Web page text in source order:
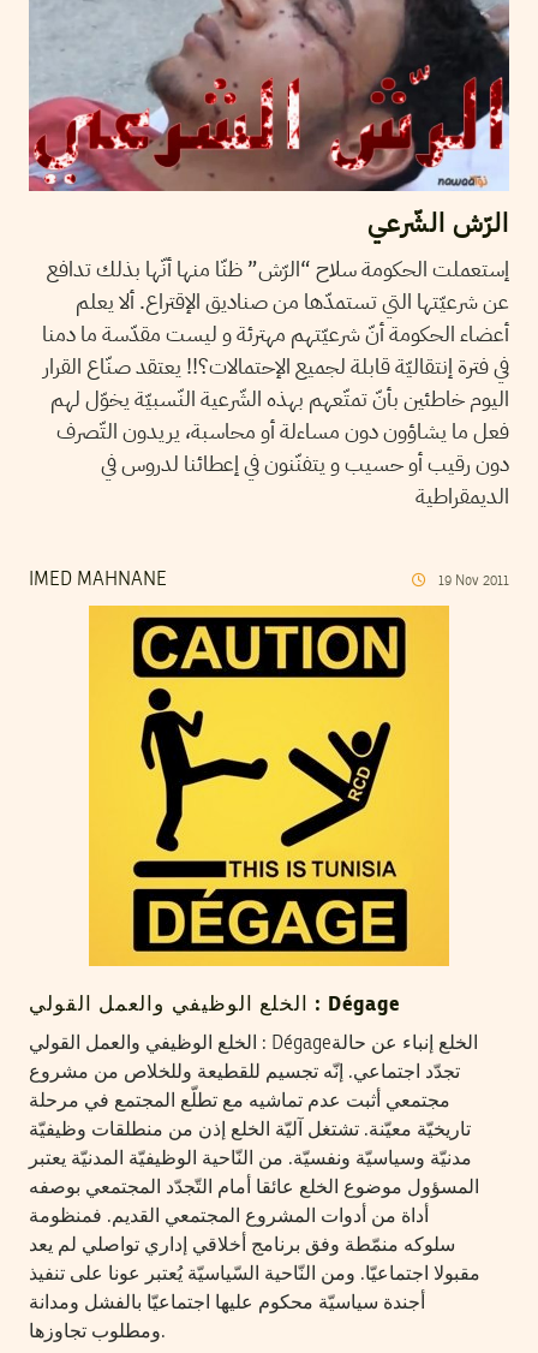
الرّش الشّرعي
إستعملت الحكومة سلاح “الرّش” ظنّا منها أنّها بذلك تدافع
عن شرعيّتها التي تستمدّها من صناديق الإقتراع. ألا يعلم
أعضاء الحكومة أنّ شرعيّتهم مهترئة و ليست مقدّسة ما دمنا
في فترة إنتقاليّة قابلة لجميع الإحتمالات؟!! يعتقد صنّاع القرار
اليوم خاطئين بأنّ تمتّعهم بهذه الشّرعية النّسبيّة يخوّل لهم
فعل ما يشاؤون دون مساءلة أو محاسبة، يريدون التّصرف
دون رقيب أو حسيب و يتفنّنون في إعطائنا لدروس في
الديمقراطية
IMED MAHNANE 19 Nov 2011
الخلع الوظيفي والعمل القولي : Dégage
الخلع الوظيفي والعمل القولي : Dégageالخلع إنباء عن حالة
تجدّد اجتماعي. إنّه تجسيم للقطيعة وللخلاص من مشروع
مجتمعي أثبت عدم تماشيه مع تطلّع المجتمع في مرحلة
تاريخيّة معيّنة. تشتغل آليّة الخلع إذن من منطلقات وظيفيّة
مدنيّة وسياسيّة ونفسيّة. من النّاحية الوظيفيّة المدنيّة يعتبر
المسؤول موضوع الخلع عائقا أمام التّجدّد المجتمعي بوصفه
أداة من أدوات المشروع المجتمعي القديم. فمنظومة
سلوكه منمّطة وفق برنامج أخلاقي إداري تواصلي لم يعد
مقبولا اجتماعيّا. ومن النّاحية السّياسيّة يُعتبر عونا على تنفيذ
أجندة سياسيّة محكوم عليها اجتماعيّا بالفشل ومدانة
ومطلوب تجاوزها.